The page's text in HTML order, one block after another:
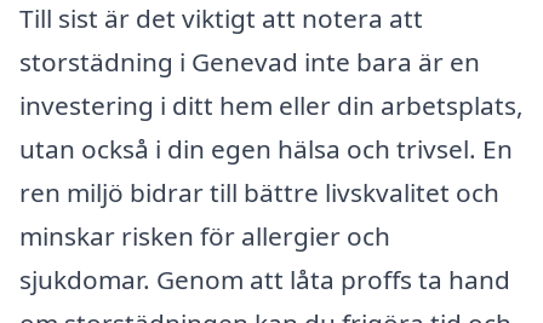
Till sist är det viktigt att notera att
storstädning i Genevad inte bara är en
investering i ditt hem eller din arbetsplats,
utan också i din egen hälsa och trivsel. En
ren miljö bidrar till bättre livskvalitet och
minskar risken för allergier och
sjukdomar. Genom att låta proffs ta hand